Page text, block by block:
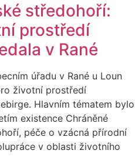
středohoří:
prostředí
v Rané
úřadu v Rané u Loun
životní prostředí
Hlavním tématem bylo
existence Chráněné
péče o vzácná přírodní
v oblasti životního